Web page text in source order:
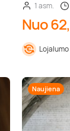
1 asm.
Nuo
Naujiena